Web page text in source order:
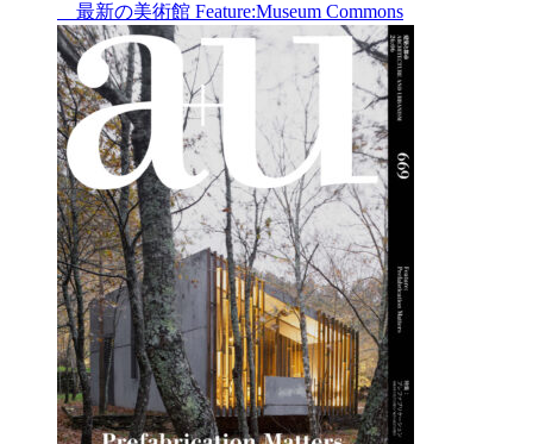
最新の美術館 Feature:Museum Commons